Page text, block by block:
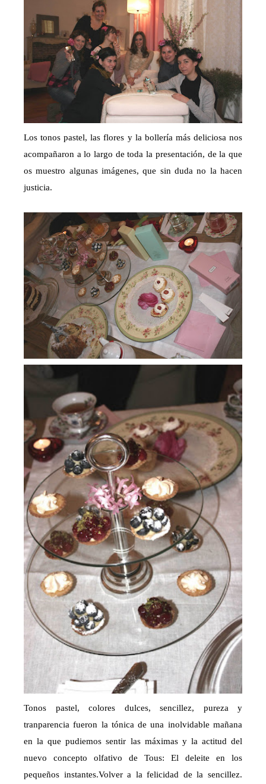
Los tonos pastel, las flores y la bollería más deliciosa nos
acompañaron a lo largo de toda la presentación, de la que
os muestro algunas imágenes, que sin duda no la hacen
justicia.
Tonos pastel, colores dulces, sencillez, pureza y
tranparencia fueron la tónica de una inolvidable mañana
en la que pudiemos sentir las máximas y la actitud del
nuevo concepto olfativo de Tous: El deleite en los
pequeños instantes.Volver a la felicidad de la sencillez.